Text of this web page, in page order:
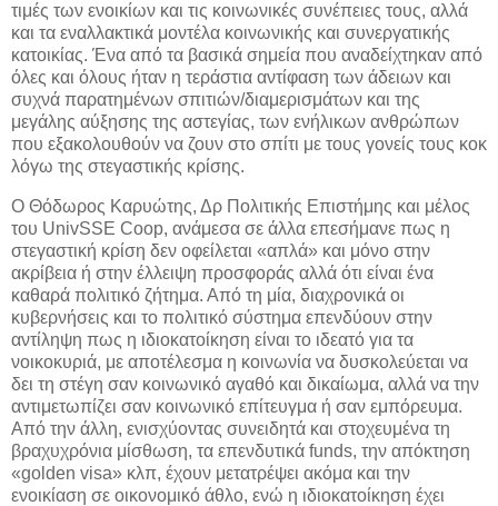
τιμές των ενοικίων και τις κοινωνικές συνέπειες τους, αλλά
και τα εναλλακτικά μοντέλα κοινωνικής και συνεργατικής
κατοικίας. Ένα από τα βασικά σημεία που αναδείχτηκαν από
όλες και όλους ήταν η τεράστια αντίφαση των άδειων και
συχνά παρατημένων σπιτιών/διαμερισμάτων και της
μεγάλης αύξησης της αστεγίας, των ενήλικων ανθρώπων
που εξακολουθούν να ζουν στο σπίτι με τους γονείς τους κοκ
λόγω της στεγαστικής κρίσης.
Ο Θόδωρος Καρυώτης, Δρ Πολιτικής Επιστήμης και μέλος
του UnivSSE Coop, ανάμεσα σε άλλα επεσήμανε πως η
στεγαστική κρίση δεν οφείλεται «απλά» και μόνο στην
ακρίβεια ή στην έλλειψη προσφοράς αλλά ότι είναι ένα
καθαρά πολιτικό ζήτημα. Από τη μία, διαχρονικά οι
κυβερνήσεις και το πολιτικό σύστημα επενδύουν στην
αντίληψη πως η ιδιοκατοίκηση είναι το ιδεατό για τα
νοικοκυριά, με αποτέλεσμα η κοινωνία να δυσκολεύεται να
δει τη στέγη σαν κοινωνικό αγαθό και δικαίωμα, αλλά να την
αντιμετωπίζει σαν κοινωνικό επίτευγμα ή σαν εμπόρευμα.
Από την άλλη, ενισχύοντας συνειδητά και στοχευμένα τη
βραχυχρόνια μίσθωση, τα επενδυτικά funds, την απόκτηση
«golden visa» κλπ, έχουν μετατρέψει ακόμα και την
ενοικίαση σε οικονομικό άθλο, ενώ η ιδιοκατοίκηση έχει